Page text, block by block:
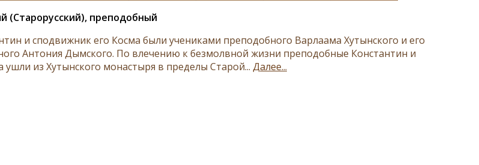
(Старорусский), преподобный
и сподвижник его Косма были учениками преподобного Варлаама Хутынского и его
Антония Дымского. По влечению к безмолвной жизни преподобные Константин и
ушли из Хутынского монастыря в пределы Старой... Далее...